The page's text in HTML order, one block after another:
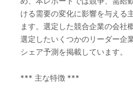
ける需要の変化に影響を与える
ます。選定した競合企業の会社
選定したいくつかのリーダー企
シェア予測を掲載しています。
*** 主な特徴 ***